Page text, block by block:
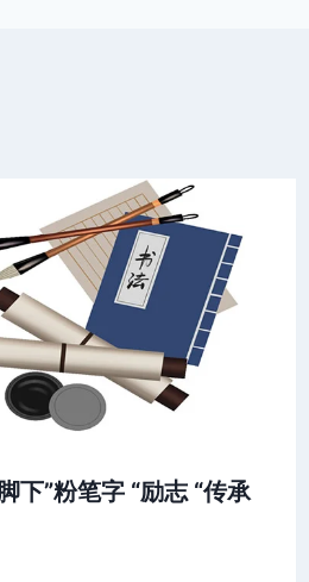
下”粉笔字 “励志 “传承